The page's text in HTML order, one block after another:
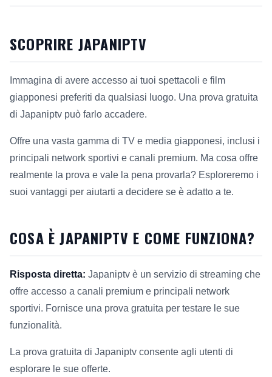
SCOPRIRE JAPANIPTV
Immagina di avere accesso ai tuoi spettacoli e film
giapponesi preferiti da qualsiasi luogo. Una prova gratuita
di Japaniptv può farlo accadere.
Offre una vasta gamma di TV e media giapponesi, inclusi i
principali network sportivi e canali premium. Ma cosa offre
realmente la prova e vale la pena provarla? Esploreremo i
suoi vantaggi per aiutarti a decidere se è adatto a te.
COSA È JAPANIPTV E COME FUNZIONA?
Risposta diretta: Japaniptv è un servizio di streaming che
offre accesso a canali premium e principali network
sportivi. Fornisce una prova gratuita per testare le sue
funzionalità.
La prova gratuita di Japaniptv consente agli utenti di
esplorare le sue offerte.